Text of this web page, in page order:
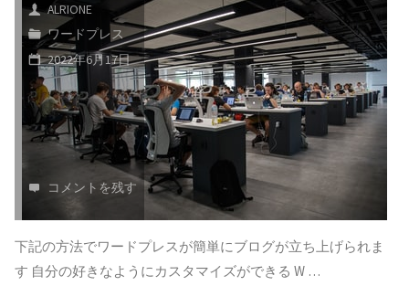
の
説
明：
ダ
ッ
ュ
ス）：
初
心
者
の
の
ALRIONE
ワードプレス
2022年6月17日
コメントを残す
下記の方法でワードプレスが簡単にブログが立ち上げられま
す 自分の好きなようにカスタマイズができる W …